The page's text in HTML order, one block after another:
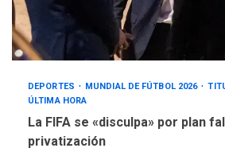
DEPORTES MUNDIAL DE FÚTBOL 2026
ÚLTIMA HORA
La FIFA se «disculpa» por plan
privatización